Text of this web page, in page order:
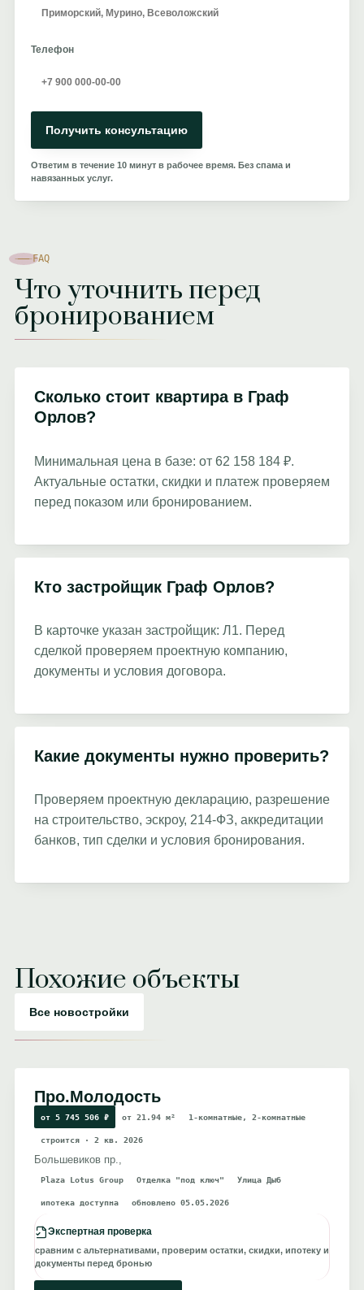
Телефон
Получить консультацию
Ответим в течение 10 минут в рабочее время. Без спама и
навязанных услуг.
FAQ
Что уточнить перед
бронированием
Сколько стоит квартира в Граф
Орлов?
Минимальная цена в базе: от 62 158 184 ₽.
Актуальные остатки, скидки и платеж проверяем
перед показом или бронированием.
Кто застройщик Граф Орлов?
В карточке указан застройщик: Л1. Перед
сделкой проверяем проектную компанию,
документы и условия договора.
Какие документы нужно проверить?
Проверяем проектную декларацию, разрешение
на строительство, эскроу, 214-ФЗ, аккредитации
банков, тип сделки и условия бронирования.
Похожие объекты
Все новостройки
Про.Молодость
от 5 745 506 ₽ от 21.94 м² 1-комнатные, 2-комнатные
строится · 2 кв. 2026
Большевиков пр.,
Plaza Lotus Group Отделка "под ключ" Улица Дыб
ипотека доступна обновлено 05.05.2026
Экспертная проверка
сравним с альтернативами, проверим остатки, скидки, ипотеку и
документы перед бронью